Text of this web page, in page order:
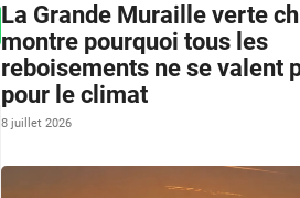
La Grande Muraille verte
montre pourquoi tous les
reboisements ne se valent
pour le climat
8 juillet 2026